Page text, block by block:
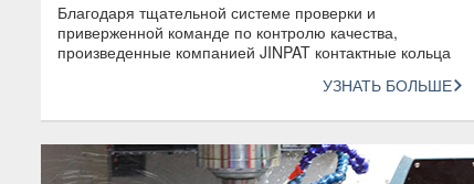
Благодаря тщательной системе проверки и
приверженной команде по контролю качества,
произведенные компанией JINPAT контактные кольца
УЗНАТЬ БОЛЬШЕ